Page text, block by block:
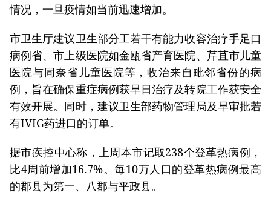
情况，一旦疫情如当前迅速增加。
市卫生厅建议卫生部分工若干有能力收容治疗手足口
病例省、市上级医院如金瓯省产育医院、芹苴市儿童
医院与同奈省儿童医院等，收治来自毗邻省份的病
例，旨在确保重症病例获早日治疗及转院工作获安全
有效开展。同时，建议卫生部药物管理局及早审批若
有IVIG药进口的订单。
据市疾控中心称，上周本市记取238个登革热病例，
比4周前增加16.7%。每10万人口的登革热病例最高
的郡县为第一、八郡与平政县。